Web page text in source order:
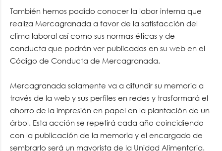
También hemos podido conocer la labor interna que
realiza Mercagranada a favor de la satisfacción del
clima laboral así como sus normas éticas y de
conducta que podrán ver publicadas en su web en el
Código de Conducta de Mercagranada.
Mercagranada solamente va a difundir su memoria a
través de la web y sus perfiles en redes y trasformará el
ahorro de la impresión en papel en la plantación de un
árbol. Esta acción se repetirá cada año coincidiendo
con la publicación de la memoria y el encargado de
sembrarlo será un mayorista de la Unidad Alimentaria.